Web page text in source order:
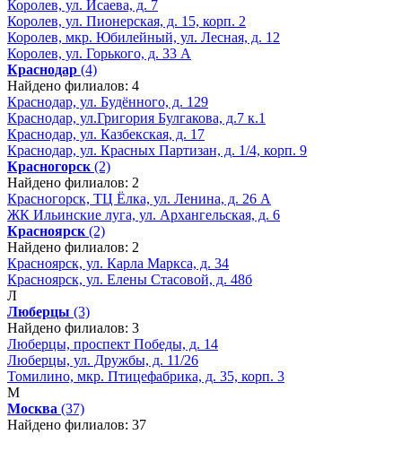
Королев, ул. Исаева, д. 7
Королев, ул. Пионерская, д. 15, корп. 2
Королев, мкр. Юбилейный, ул. Лесная, д. 12
Королев, ул. Горького, д. 33 А
Краснодар (4)
Найдено филиалов: 4
Краснодар, ул. Будённого, д. 129
Краснодар, ул.Григория Булгакова, д.7 к.1
Краснодар, ул. Казбекская, д. 17
Краснодар, ул. Красных Партизан, д. 1/4, корп. 9
Красногорск (2)
Найдено филиалов: 2
Красногорск, ТЦ Ёлка, ул. Ленина, д. 26 А
ЖК Ильинские луга, ул. Архангельская, д. 6
Красноярск (2)
Найдено филиалов: 2
Красноярск, ул. Карла Маркса, д. 34
Красноярск, ул. Елены Стасовой, д. 48б
Л
Люберцы (3)
Найдено филиалов: 3
Люберцы, проспект Победы, д. 14
Люберцы, ул. Дружбы, д. 11/26
Томилино, мкр. Птицефабрика, д. 35, корп. 3
М
Москва (37)
Найдено филиалов: 37